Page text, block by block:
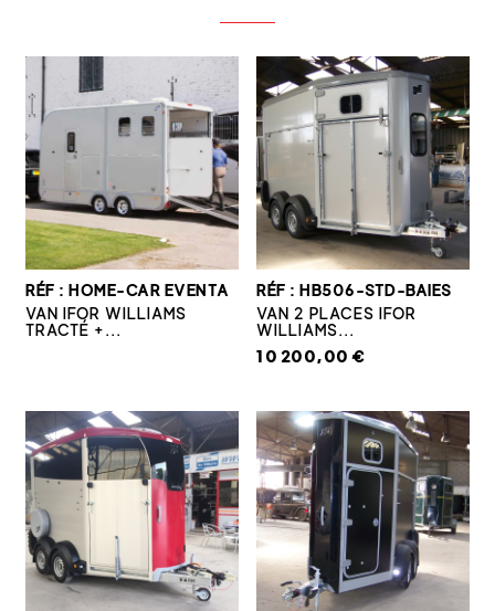
RÉF : HOME-CAR EVENTA
VAN IFOR WILLIAMS
TRACTÉ +...
RÉF : HB506-STD-BAIES
VAN 2 PLACES IFOR
WILLIAMS...
10 200,00 €